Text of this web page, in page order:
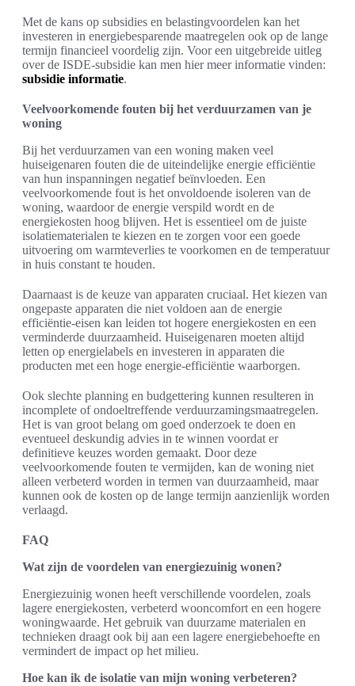
Met de kans op subsidies en belastingvoordelen kan het
investeren in energiebesparende maatregelen ook op de lange
termijn financieel voordelig zijn. Voor een uitgebreide uitleg
over de ISDE-subsidie kan men hier meer informatie vinden:
subsidie informatie.
Veelvoorkomende fouten bij het verduurzamen van je
woning
Bij het verduurzamen van een woning maken veel
huiseigenaren fouten die de uiteindelijke energie efficiëntie
van hun inspanningen negatief beïnvloeden. Een
veelvoorkomende fout is het onvoldoende isoleren van de
woning, waardoor de energie verspild wordt en de
energiekosten hoog blijven. Het is essentieel om de juiste
isolatiematerialen te kiezen en te zorgen voor een goede
uitvoering om warmteverlies te voorkomen en de temperatuur
in huis constant te houden.
Daarnaast is de keuze van apparaten cruciaal. Het kiezen van
ongepaste apparaten die niet voldoen aan de energie
efficiëntie-eisen kan leiden tot hogere energiekosten en een
verminderde duurzaamheid. Huiseigenaren moeten altijd
letten op energielabels en investeren in apparaten die
producten met een hoge energie-efficiëntie waarborgen.
Ook slechte planning en budgettering kunnen resulteren in
incomplete of ondoeltreffende verduurzamingsmaatregelen.
Het is van groot belang om goed onderzoek te doen en
eventueel deskundig advies in te winnen voordat er
definitieve keuzes worden gemaakt. Door deze
veelvoorkomende fouten te vermijden, kan de woning niet
alleen verbeterd worden in termen van duurzaamheid, maar
kunnen ook de kosten op de lange termijn aanzienlijk worden
verlaagd.
FAQ
Wat zijn de voordelen van energiezuinig wonen?
Energiezuinig wonen heeft verschillende voordelen, zoals
lagere energiekosten, verbeterd wooncomfort en een hogere
woningwaarde. Het gebruik van duurzame materialen en
technieken draagt ook bij aan een lagere energiebehoefte en
vermindert de impact op het milieu.
Hoe kan ik de isolatie van mijn woning verbeteren?